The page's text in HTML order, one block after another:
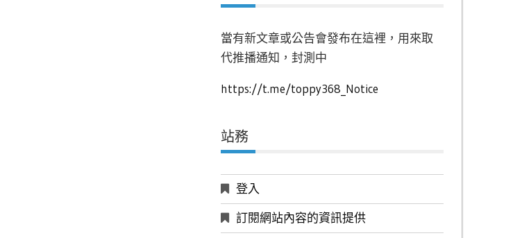
當有新文章或公告會發布在這裡，用來取
代推播通知，封測中
https://t.me/toppy368_Notice
站務
登入
訂閱網站內容的資訊提供